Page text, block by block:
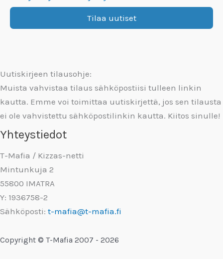
Uutiskirjeen tilausohje:
Muista vahvistaa tilaus sähköpostiisi tulleen linkin
kautta. Emme voi toimittaa uutiskirjettä, jos sen tilausta
ei ole vahvistettu sähköpostilinkin kautta. Kiitos sinulle!
Yhteystiedot
T-Mafia / Kizzas-netti
Mintunkuja 2
55800 IMATRA
Y: 1936758-2
Sähköposti: t-mafia@t-mafia.fi
Copyright © T-Mafia 2007 - 2026